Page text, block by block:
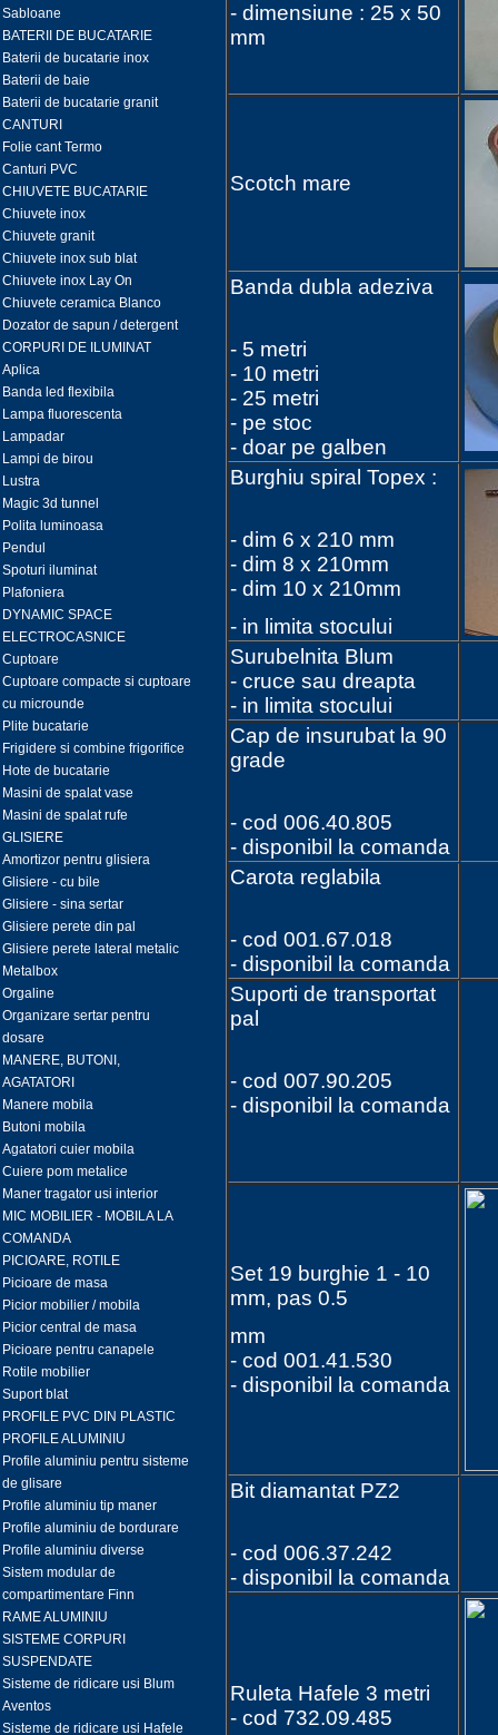
Sabloane
BATERII DE BUCATARIE
Baterii de bucatarie inox
Baterii de baie
Baterii de bucatarie granit
CANTURI
Folie cant Termo
Canturi PVC
CHIUVETE BUCATARIE
Chiuvete inox
Chiuvete granit
Chiuvete inox sub blat
Chiuvete inox Lay On
Chiuvete ceramica Blanco
Dozator de sapun / detergent
CORPURI DE ILUMINAT
Aplica
Banda led flexibila
Lampa fluorescenta
Lampadar
Lampi de birou
Lustra
Magic 3d tunnel
Polita luminoasa
Pendul
Spoturi iluminat
Plafoniera
DYNAMIC SPACE
ELECTROCASNICE
Cuptoare
Cuptoare compacte si cuptoare
cu microunde
Plite bucatarie
Frigidere si combine frigorifice
Hote de bucatarie
Masini de spalat vase
Masini de spalat rufe
GLISIERE
Amortizor pentru glisiera
Glisiere - cu bile
Glisiere - sina sertar
Glisiere perete din pal
Glisiere perete lateral metalic
Metalbox
Orgaline
Organizare sertar pentru
dosare
MANERE, BUTONI,
AGATATORI
Manere mobila
Butoni mobila
Agatatori cuier mobila
Cuiere pom metalice
Maner tragator usi interior
MIC MOBILIER - MOBILA LA
COMANDA
PICIOARE, ROTILE
Picioare de masa
Picior mobilier / mobila
Picior central de masa
Picioare pentru canapele
Rotile mobilier
Suport blat
PROFILE PVC DIN PLASTIC
PROFILE ALUMINIU
Profile aluminiu pentru sisteme
de glisare
Profile aluminiu tip maner
Profile aluminiu de bordurare
Profile aluminiu diverse
Sistem modular de
compartimentare Finn
RAME ALUMINIU
SISTEME CORPURI
SUSPENDATE
Sisteme de ridicare usi Blum
Aventos
Sisteme de ridicare usi Hafele
- dimensiune : 25 x 50
mm
Scotch mare
Banda dubla adeziva
- 5 metri
- 10 metri
- 25 metri
- pe stoc
- doar pe galben
Burghiu spiral Topex :
- dim 6 x 210 mm
- dim 8 x 210mm
- dim 10 x 210mm
- in limita stocului
Surubelnita Blum
- cruce sau dreapta
- in limita stocului
Cap de insurubat la 90
grade
- cod 006.40.805
- disponibil la comanda
Carota reglabila
- cod 001.67.018
- disponibil la comanda
Suporti de transportat
pal
- cod 007.90.205
- disponibil la comanda
Set 19 burghie 1 - 10
mm, pas 0.5
mm
- cod 001.41.530
- disponibil la comanda
Bit diamantat PZ2
- cod 006.37.242
- disponibil la comanda
Ruleta Hafele 3 metri
- cod 732.09.485